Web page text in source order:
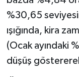
%30,65
ışığında, kira
(Ocak ayındaki
düşüş